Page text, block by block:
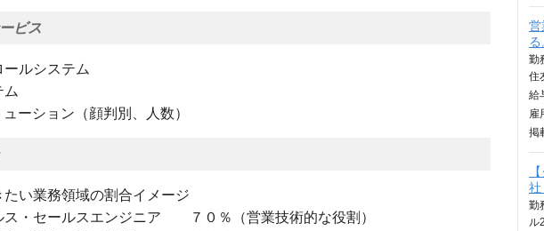
ビス
ールシステム
ム
ーション（顔判別、人数）
たい業務領域の割合イメージ
ス・セールスエンジニア ７０％（営業技術的な役割）
営
る
勤
住
給
雇
掲
社
勤
ル